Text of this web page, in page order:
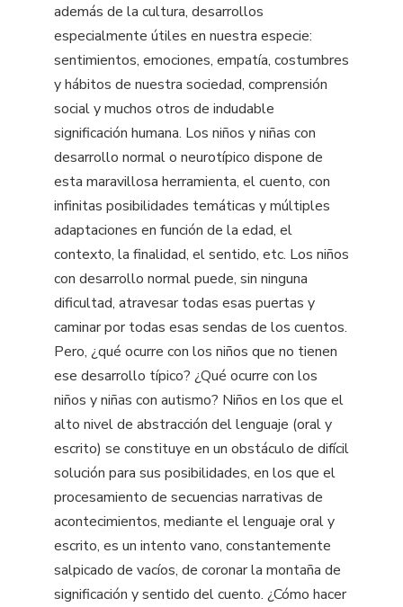
además de la cultura, desarrollos
especialmente útiles en nuestra especie:
sentimientos, emociones, empatía, costumbres
y hábitos de nuestra sociedad, comprensión
social y muchos otros de indudable
significación humana. Los niños y niñas con
desarrollo normal o neurotípico dispone de
esta maravillosa herramienta, el cuento, con
infinitas posibilidades temáticas y múltiples
adaptaciones en función de la edad, el
contexto, la finalidad, el sentido, etc. Los niños
con desarrollo normal puede, sin ninguna
dificultad, atravesar todas esas puertas y
caminar por todas esas sendas de los cuentos.
Pero, ¿qué ocurre con los niños que no tienen
ese desarrollo típico? ¿Qué ocurre con los
niños y niñas con autismo? Niños en los que el
alto nivel de abstracción del lenguaje (oral y
escrito) se constituye en un obstáculo de difícil
solución para sus posibilidades, en los que el
procesamiento de secuencias narrativas de
acontecimientos, mediante el lenguaje oral y
escrito, es un intento vano, constantemente
salpicado de vacíos, de coronar la montaña de
significación y sentido del cuento. ¿Cómo hacer